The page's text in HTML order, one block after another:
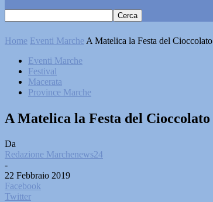
Home Eventi Marche A Matelica la Festa del Cioccolato
Eventi Marche
Festival
Macerata
Province Marche
A Matelica la Festa del Cioccolato
Da
Redazione Marchenews24
-
22 Febbraio 2019
Facebook
Twitter